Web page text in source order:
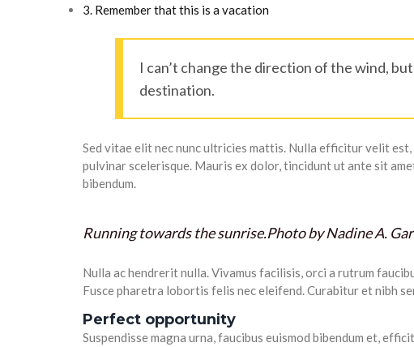
3. Remember that this is a vacation
I can’t change the direction of the wind,
destination.
Sed vitae elit nec nunc ultricies mattis. Nulla efficitur velit
pulvinar scelerisque. Mauris ex dolor, tincidunt ut ante sit
bibendum.
Running towards the sunrise.Photo by Nadine A.
Nulla ac hendrerit nulla. Vivamus facilisis, orci a rutrum
Fusce pharetra lobortis felis nec eleifend. Curabitur et nibh
Perfect opportunity
Suspendisse magna urna, faucibus euismod bibendum et,